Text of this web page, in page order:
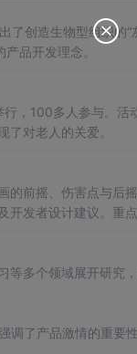
创造生物型组织的“
品开发理念。
，100多人参与。活
对老人的关爱。
的前摇、伤害点与后
发者设计建议。重
多个领域展开研究，
了产品激情的重要